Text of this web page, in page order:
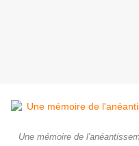
Une mémoire de